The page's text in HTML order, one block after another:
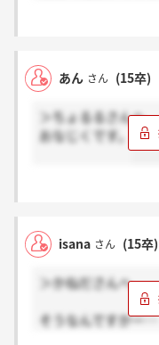
あん さん (15卒)
＞ちょるるさんへ
おなじくです。
isana さん (15卒)
＞かねださんへ
そうなんですかー…